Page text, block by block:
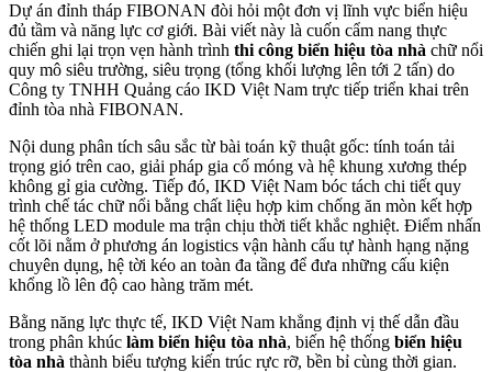
Dự án đỉnh tháp FIBONAN đòi hỏi một đơn vị lĩnh vực biển hiệu
đủ tầm và năng lực cơ giới. Bài viết này là cuốn cẩm nang thực
chiến ghi lại trọn vẹn hành trình thi công biển hiệu tòa nhà chữ nổi
quy mô siêu trường, siêu trọng (tổng khối lượng lên tới 2 tấn) do
Công ty TNHH Quảng cáo IKD Việt Nam trực tiếp triển khai trên
đỉnh tòa nhà FIBONAN.
Nội dung phân tích sâu sắc từ bài toán kỹ thuật gốc: tính toán tải
trọng gió trên cao, giải pháp gia cố móng và hệ khung xương thép
không gỉ gia cường. Tiếp đó, IKD Việt Nam bóc tách chi tiết quy
trình chế tác chữ nổi bằng chất liệu hợp kim chống ăn mòn kết hợp
hệ thống LED module ma trận chịu thời tiết khắc nghiệt. Điểm nhấn
cốt lõi nằm ở phương án logistics vận hành cẩu tự hành hạng nặng
chuyên dụng, hệ tời kéo an toàn đa tầng để đưa những cấu kiện
khổng lồ lên độ cao hàng trăm mét.
Bằng năng lực thực tế, IKD Việt Nam khẳng định vị thế dẫn đầu
trong phân khúc làm biển hiệu tòa nhà, biến hệ thống biển hiệu
tòa nhà thành biểu tượng kiến trúc rực rỡ, bền bỉ cùng thời gian.